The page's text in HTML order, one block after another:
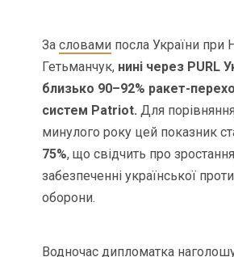
Засловами посла України при
Гетьманчук, нині через PURL
близько 90–92% ракет-
систем Patriot. Для
минулого року цей показник
75%, що свідчить про
забезпеченні української
оборони.
Водночас дипломатка